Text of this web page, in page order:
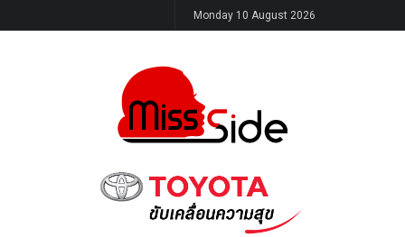
Monday 10 August 2026